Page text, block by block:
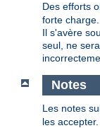
Des efforts
forte
Il s'avère
seul, ne
Notes
Les notes
les accepter.